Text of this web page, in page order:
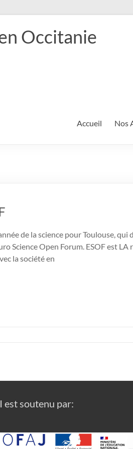
Occitanie
Accueil Nos
de la science pour Toulouse,
Science Open Forum. ESOF est
la société en
est soutenu par: